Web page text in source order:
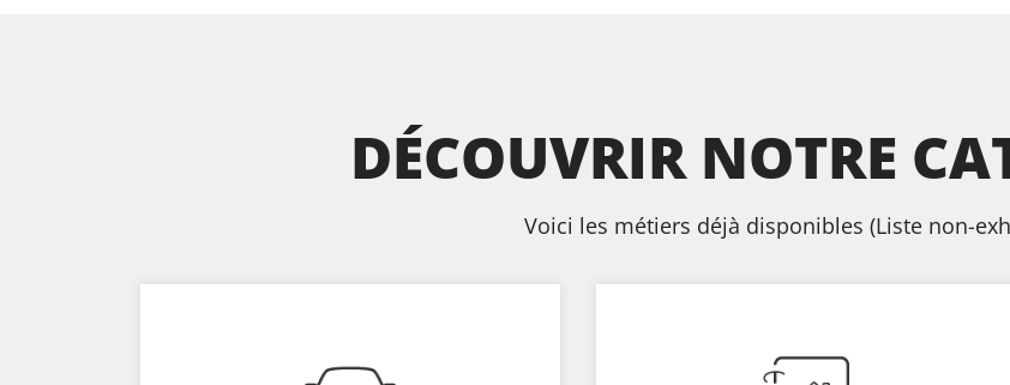
DÉCOUVRIR NOTRE
Voici les métiers déjà disponibles (Liste non-